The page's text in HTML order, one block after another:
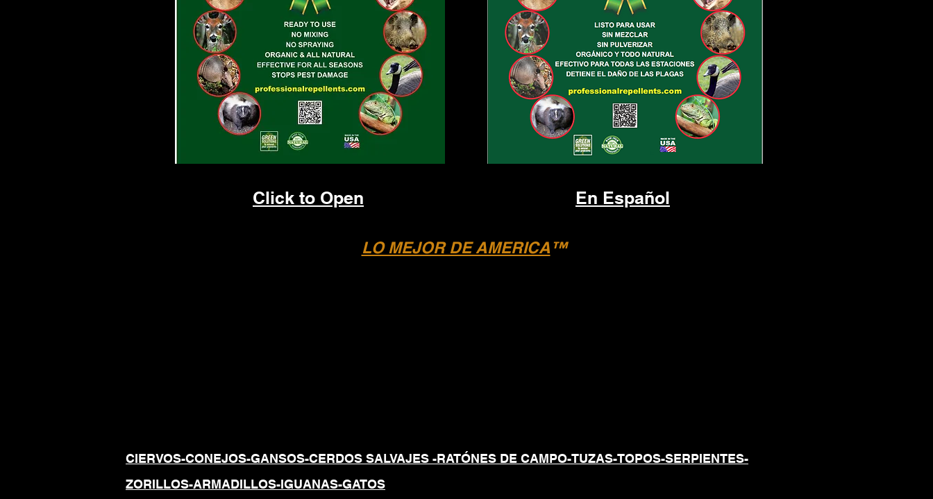
Click to Open En Español
LO MEJOR DE AMERICA™
CIERVOS-CONEJOS-GANSOS-CERDOS SALVAJES -RATÓNES DE CAMPO-TUZAS-TOPOS-SERPIENTES-
ZORILLOS-ARMADILLOS-IGUANAS-GATOS